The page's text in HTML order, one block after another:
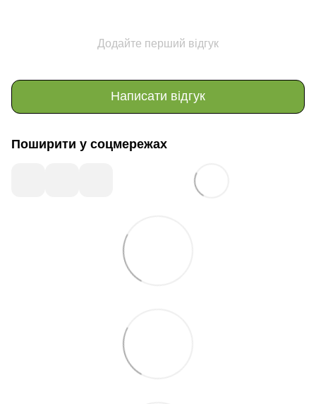
Додайте перший відгук
Написати відгук
Поширити у соцмережах